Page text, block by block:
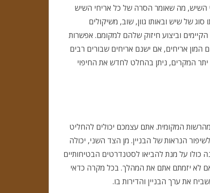
השיש, מה שאומר הסרה של כל אריחי השיש
של שיש ובאותו גוון, שוב, משיקולים
הקיימים וביצוע חיזוק שלהם למקומם. אפשרות
המון אריחים, אם ישנם אריחים שבורים רבים
המקרים, ניתן בהחלט לחדש את החיפוי
מהרשות המקומית. אתם עצמכם יכולים להחליט
הנראות של הבניין. מן הצד השני, יכולה
על מנת להביאו לסטנדרטים הבטיחותיים
לא יזמתם אתם את המהלך. בכל מקרה כדאי
את ערך הבניין והדירות בו.